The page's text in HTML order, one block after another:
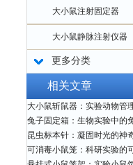
大小鼠注射固定器
大小鼠静脉注射仪器
更多分类
相关文章
大小鼠斩鼠器：实验动物管
兔子固定箱：生物实验中的
昆虫标本针：凝固时光的神
可消毒小鼠笼：科研实验的